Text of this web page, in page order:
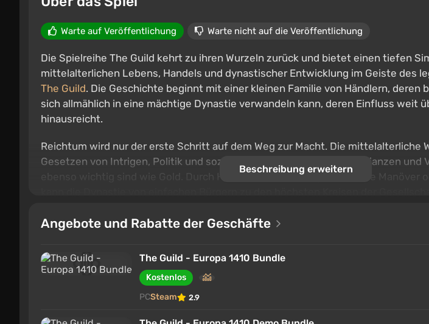
Warte auf Veröffentlichung Warte nicht auf die Veröffentlichung
Die Spielreihe The Guild kehrt zu ihren Wurzeln zurück und bietet einen tiefen
mittelalterlichen Lebens, Handels und dynastischer Entwicklung im Geiste des
The Guild. Die Geschichte beginnt mit einer kleinen Familie von Händlern, deren
sich allmählich in eine mächtige Dynastie verwandeln kann, deren Einfluss weit
hinausreicht.
Reichtum wird nur der erste Schritt auf dem Weg zur Macht. Die mittelalterliche
Gesetzen von Intrigen, Politik und sozialen Verbindungen, wo Ruf, Allianzen und
ebenso wichtig sind wie Gold. Durch Handel, Handwerk, diplomatische Manöver
Das Gameplay kombiniert Geschäftsführung, Berufsentwicklung und Interaktion
Stadt. Schmiede, Schneider, Alchemisten und andere Meister eröffnen
Vermögensaufbau, während das System der sozialen Beziehungen es
Umgebung zu beeinflussen. Einige wählen den Weg des ehrlichen Unternehmers
Ordnung, während andere sich kriminellen Machenschaften, Erpressung und
Beschreibung erweitern
Angebote und Rabatte der Geschäfte
The Guild - Europa 1410 Bundle
Kostenlos
PCSteam 2.9